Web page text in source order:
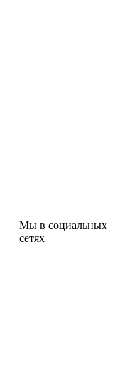
Мы в социальных
сетях